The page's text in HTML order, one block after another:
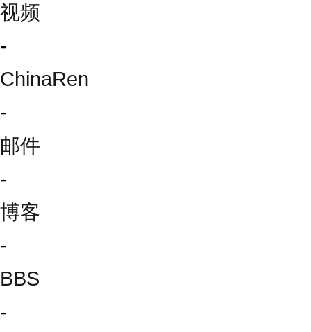
视频
-
ChinaRen
-
邮件
-
博客
-
BBS
-